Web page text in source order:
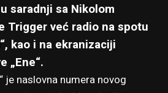
saradnji sa Nikolom
Trigger već radio na spotu
kao i na ekranizaciji
„Ene“.
je naslovna numera novog